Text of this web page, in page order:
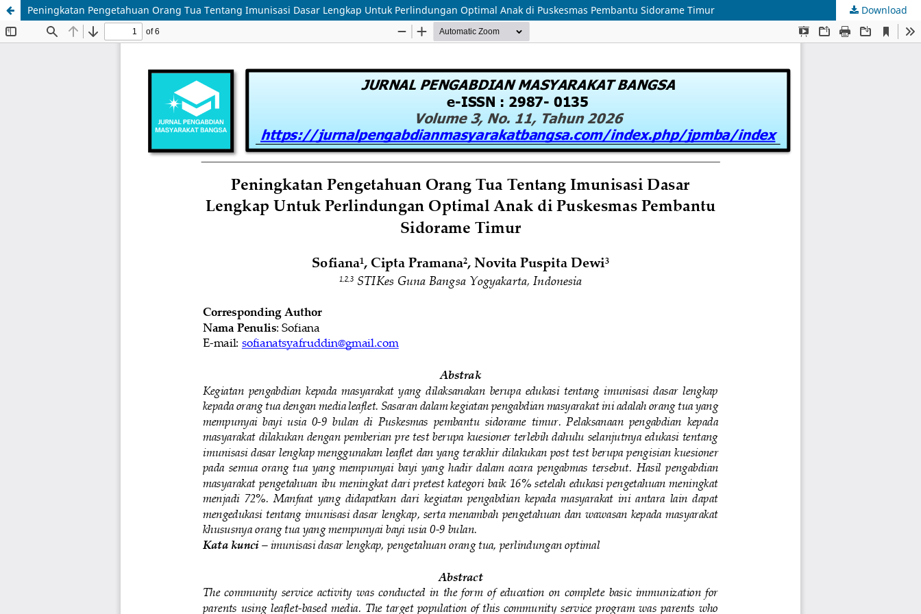
Peningkatan Pengetahuan Orang Tua Tentang Imunisasi Dasar Lengkap Untuk Perlindungan Optimal Anak di Puskesmas Pembantu Sidorame Timur Download